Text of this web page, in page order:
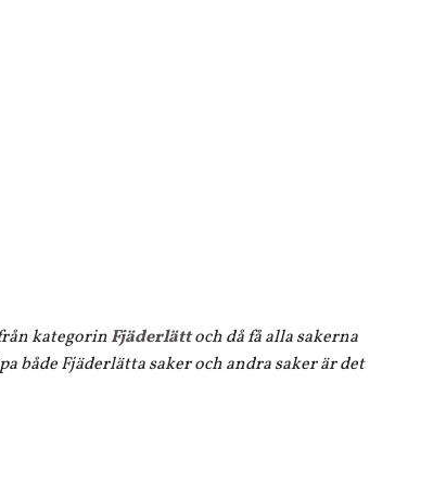
kategorinFjäderlättoch då få alla sakerna
både Fjäderlätta saker och andra saker är det